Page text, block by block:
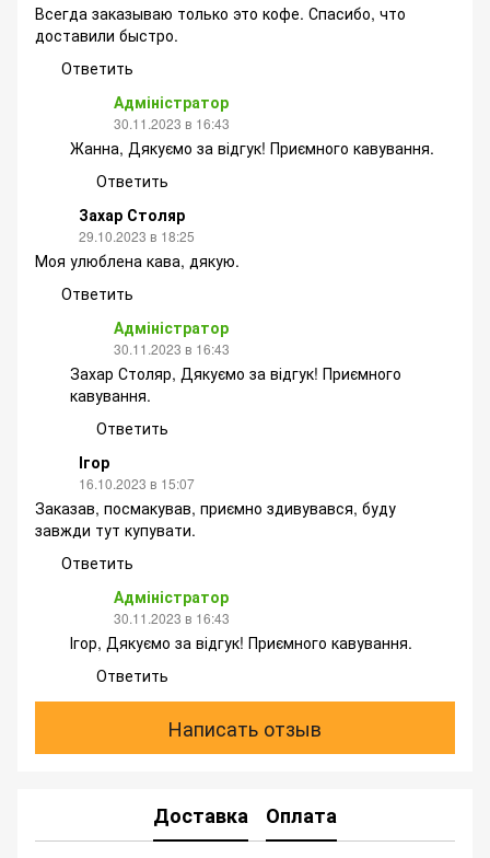
Всегда заказываю только это кофе. Спасибо, что
доставили быстро.
Ответить
Адміністратор
30.11.2023 в 16:43
Жанна, Дякуємо за відгук! Приємного кавування.
Ответить
Захар Столяр
29.10.2023 в 18:25
Моя улюблена кава, дякую.
Ответить
Адміністратор
30.11.2023 в 16:43
Захар Столяр, Дякуємо за відгук! Приємного
кавування.
Ответить
Ігор
16.10.2023 в 15:07
Заказав, посмакував, приємно здивувався, буду
завжди тут купувати.
Ответить
Адміністратор
30.11.2023 в 16:43
Ігор, Дякуємо за відгук! Приємного кавування.
Ответить
Написать отзыв
Доставка Оплата